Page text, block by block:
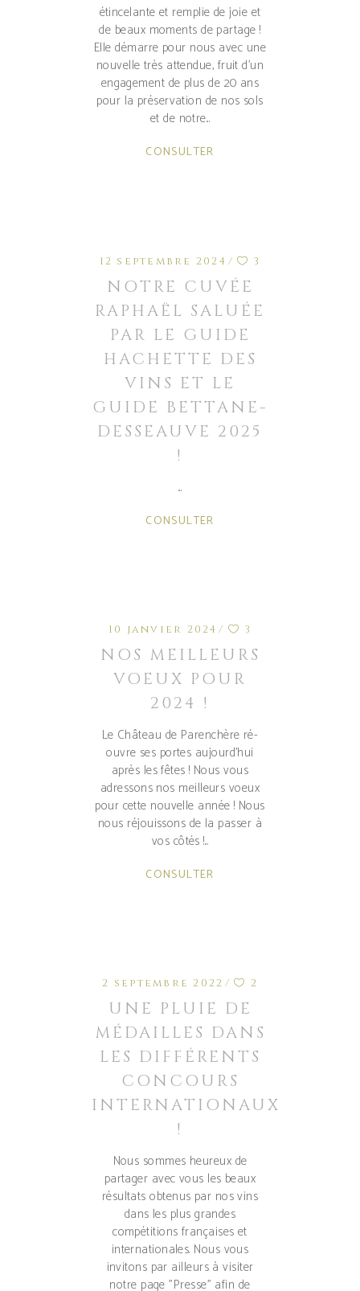
étincelante et remplie de joie et
de beaux moments de partage !
Elle démarre pour nous avec une
nouvelle très attendue, fruit d’un
engagement de plus de 20 ans
pour la préservation de nos sols
et de notre
CONSULTER
12 septembre 2024 3
NOTRE CUVÉE
RAPHAËL SALUÉE
PAR LE GUIDE
HACHETTE DES
VINS ET LE
GUIDE BETTANE-
DESSEAUVE 2025
!
CONSULTER
10 janvier 2024 3
NOS MEILLEURS
VOEUX POUR
2024 !
Le Château de Parenchère ré-
ouvre ses portes aujourd'hui
après les fêtes ! Nous vous
adressons nos meilleurs voeux
pour cette nouvelle année ! Nous
nous réjouissons de la passer à
vos côtés !
CONSULTER
2 septembre 2022 2
UNE PLUIE DE
MÉDAILLES DANS
LES DIFFÉRENTS
CONCOURS
INTERNATIONAUX
!
Nous sommes heureux de
partager avec vous les beaux
résultats obtenus par nos vins
dans les plus grandes
compétitions françaises et
internationales. Nous vous
invitons par ailleurs à visiter
notre page "Presse" afin de